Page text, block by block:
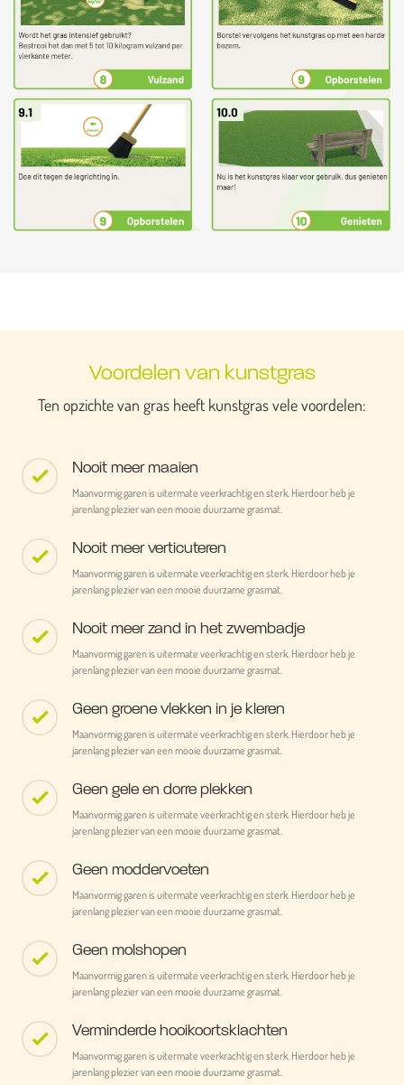
Voordelen van kunstgras
Ten opzichte van gras heeft kunstgras vele voordelen:
Nooit meer maaien
Maanvormig garen is uitermate veerkrachtig en sterk. Hierdoor heb je
jarenlang plezier van een mooie duurzame grasmat.
Nooit meer verticuteren
Maanvormig garen is uitermate veerkrachtig en sterk. Hierdoor heb je
jarenlang plezier van een mooie duurzame grasmat.
Nooit meer zand in het zwembadje
Maanvormig garen is uitermate veerkrachtig en sterk. Hierdoor heb je
jarenlang plezier van een mooie duurzame grasmat.
Geen groene vlekken in je kleren
Maanvormig garen is uitermate veerkrachtig en sterk. Hierdoor heb je
jarenlang plezier van een mooie duurzame grasmat.
Geen gele en dorre plekken
Maanvormig garen is uitermate veerkrachtig en sterk. Hierdoor heb je
jarenlang plezier van een mooie duurzame grasmat.
Geen moddervoeten
Maanvormig garen is uitermate veerkrachtig en sterk. Hierdoor heb je
jarenlang plezier van een mooie duurzame grasmat.
Geen molshopen
Maanvormig garen is uitermate veerkrachtig en sterk. Hierdoor heb je
jarenlang plezier van een mooie duurzame grasmat.
Verminderde hooikoortsklachten
Maanvormig garen is uitermate veerkrachtig en sterk. Hierdoor heb je
jarenlang plezier van een mooie duurzame grasmat.